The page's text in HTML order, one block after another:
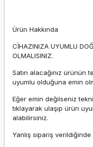
Ürün Hakkında
CİHAZINIZA UYUMLU
OLMALISINIZ.
Satın alacağınız
uyumlu olduğuna emin
Eğer emin değilseniz
tıklayarak ulaşıp ürün
alabilirsiniz.
Yanlış sipariş